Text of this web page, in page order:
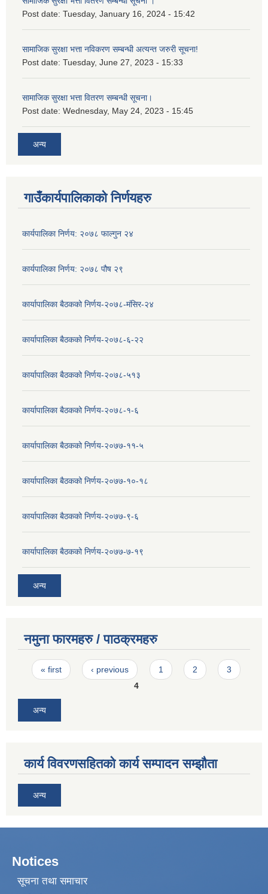
Post date: Tuesday, January 16, 2024 - 15:42
सामाजिक सुरक्षा भत्ता नविकरण सम्बन्धी अत्यन्त जरुरी सूचना!
Post date: Tuesday, June 27, 2023 - 15:33
सामाजिक सुरक्षा भत्ता वितरण सम्बन्धी सूचना।
Post date: Wednesday, May 24, 2023 - 15:45
अन्य
गाउँकार्यपालिकाको निर्णयहरु
कार्यपालिका निर्णय: २०७८ फाल्गुन २४
कार्यपालिका निर्णय: २०७८ पौष २९
कार्यापालिका बैठकको निर्णय-२०७८-मंसिर-२४
कार्यापालिका बैठकको निर्णय-२०७८-६-२२
कार्यापालिका बैठकको निर्णय-२०७८-५१३
कार्यापालिका बैठकको निर्णय-२०७८-१-६
कार्यापालिका बैठकको निर्णय-२०७७-११-५
कार्यापालिका बैठकको निर्णय-२०७७-१०-१८
कार्यापालिका बैठकको निर्णय-२०७७-९-६
कार्यापालिका बैठकको निर्णय-२०७७-७-१९
अन्य
नमुना फारमहरु / पाठक्रमहरु
Pages
« first ‹ previous 1 2
3
4
अन्य
कार्य विवरणसहितको कार्य सम्पादन सम्झौता
अन्य
Notices
सूचना तथा समाचार